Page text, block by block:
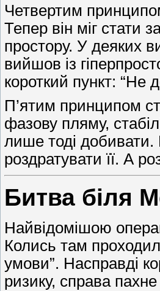
Четвертим
Тепер він міг стати
простору. У деяких
вийшов із
короткий пункт: “Не
П’ятим принципом
фазову пляму,
лише тоді добивати.
роздратувати її. А
Битва біля
Найвідомішою
Колись там
умови”. Насправді
ризику, справа пахне